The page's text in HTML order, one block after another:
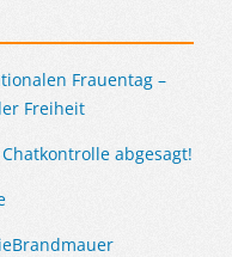
Frauentag –
Freiheit
Chatkontrolle abgesagt!